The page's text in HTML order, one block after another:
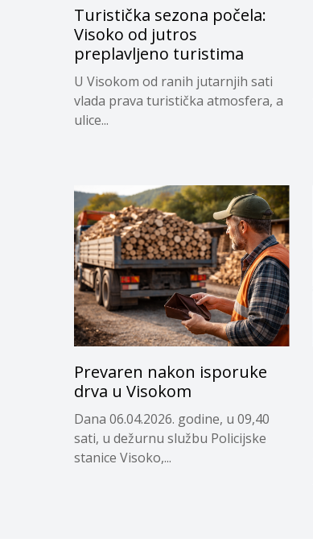
Turistička sezona počela:
Visoko od jutros
preplavljeno turistima
U Visokom od ranih jutarnjih sati
vlada prava turistička atmosfera, a
ulice...
Prevaren nakon isporuke
drva u Visokom
Dana 06.04.2026. godine, u 09,40
sati, u dežurnu službu Policijske
stanice Visoko,...